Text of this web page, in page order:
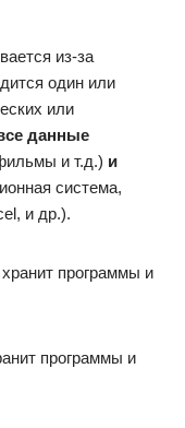
из-за
один или
или
данные
и т.д.) и
система,
и др.).
программы и